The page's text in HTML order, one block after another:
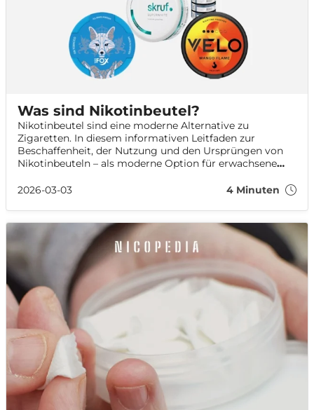
Was sind Nikotinbeutel?
Nikotinbeutel sind eine moderne Alternative zu
Zigaretten. In diesem informativen Leitfaden zur
Beschaffenheit, der Nutzung und den Ursprüngen von
Nikotinbeuteln – als moderne Option für erwachsene
Alternativen – beantworten wir die Frage, “Was sind
2026-03-03 4 Minuten